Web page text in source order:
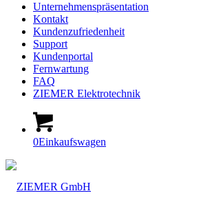
Unternehmenspräsentation
Kontakt
Kundenzufriedenheit
Support
Kundenportal
Fernwartung
FAQ
ZIEMER Elektrotechnik
0Einkaufswagen